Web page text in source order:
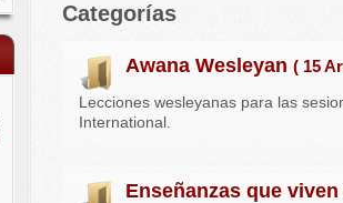
Categorías
Awana Wesleyan ( 15
Lecciones wesleyanas para las
International.
Enseñanzas que viven